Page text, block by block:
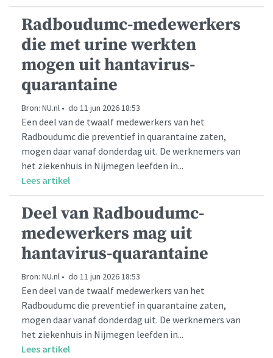
Radboudumc-medewerkers
die met urine werkten
mogen uit hantavirus-
quarantaine
Bron: NU.nl • do 11 jun 2026 18:53
Een deel van de twaalf medewerkers van het
Radboudumc die preventief in quarantaine zaten,
mogen daar vanaf donderdag uit. De werknemers van
het ziekenhuis in Nijmegen leefden in...
Lees artikel
Deel van Radboudumc-
medewerkers mag uit
hantavirus-quarantaine
Bron: NU.nl • do 11 jun 2026 18:53
Een deel van de twaalf medewerkers van het
Radboudumc die preventief in quarantaine zaten,
mogen daar vanaf donderdag uit. De werknemers van
het ziekenhuis in Nijmegen leefden in...
Lees artikel